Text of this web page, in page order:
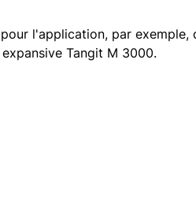
l'application, par exemple,
Tangit M 3000.